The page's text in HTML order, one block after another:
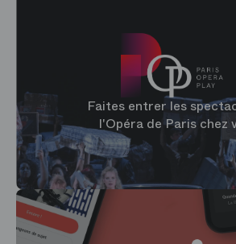
Faites entrer les
l'Opéra de Paris chez